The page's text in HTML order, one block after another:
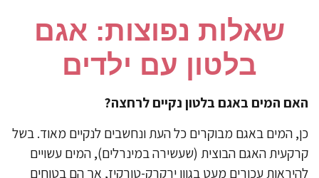
​שאלות נפוצות: אגם
בלטון עם ילדים
המים באגם בלטון נקיים לרחצה?
המים באגם מבוקרים כל העת ונחשבים לנקיים מאוד. בשל
האגם הבוצית (שעשירה במינרלים), המים עשויים
עכורים מעט בגוון ירקרק-טורקיז, אך הם בטוחים